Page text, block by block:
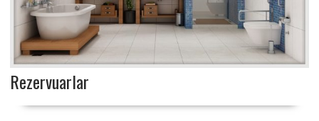
Rezervuarlar